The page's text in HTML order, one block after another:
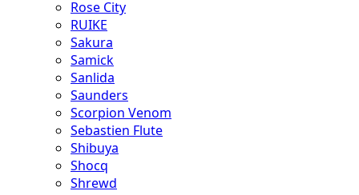
Rose City
RUIKE
Sakura
Samick
Sanlida
Saunders
Scorpion Venom
Sebastien Flute
Shibuya
Shocq
Shrewd